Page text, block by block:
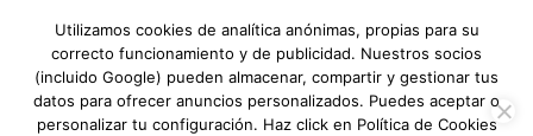
Utilizamos cookies de analítica anónimas, propias para su
correcto funcionamiento y de publicidad. Nuestros socios
(incluido Google) pueden almacenar, compartir y gestionar tus
datos para ofrecer anuncios personalizados. Puedes aceptar o
personalizar tu configuración. Haz click en Política de Cookies